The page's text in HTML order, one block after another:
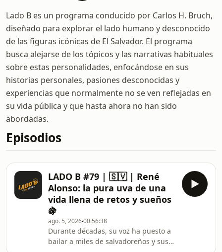
Lado B es un programa conducido por Carlos H. Bruch,
diseñado para explorar el lado humano y desconocido
de las figuras icónicas de El Salvador. El programa
busca alejarse de los tópicos y las narrativas habituales
sobre estas personalidades, enfocándose en sus
historias personales, pasiones desconocidas y
experiencias que normalmente no se ven reflejadas en
su vida pública y que hasta ahora no han sido
abordadas.
Episodios
LADO B #79 | 🇸🇻 | René
Alonso: la pura uva de una
vida llena de retos y sueños
🍇
ago. 5, 202600:56:38
Durante décadas, su voz ha puesto a
bailar a miles de salvadoreños y sus